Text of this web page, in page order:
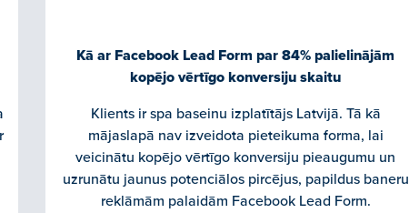
Kā ar Facebook Lead Form par 84% palielinājām
kopējo vērtīgo konversiju skaitu
Klients ir spa baseinu izplatītājs Latvijā. Tā kā
mājaslapā nav izveidota pieteikuma forma, lai
veicinātu kopējo vērtīgo konversiju pieaugumu un
uzrunātu jaunus potenciālos pircējus, papildus baneru
reklāmām palaidām Facebook Lead Form.